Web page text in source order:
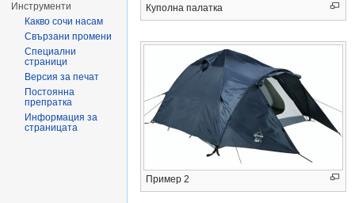
Куполна палатка
Пример 2
Инструменти
Какво сочи насам
Свързани промени
Специални
страници
Версия за печат
Постоянна
препратка
Информация за
страницата